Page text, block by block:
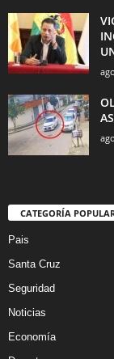
CATEGORÍA
Pais
Santa Cruz
Seguridad
Noticias
Economía